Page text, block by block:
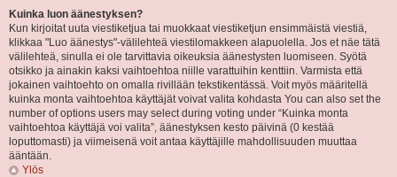
Kuinka luon äänestyksen?
Kun kirjoitat uuta viestiketjua tai muokkaat viestiketjun ensimmäistä viestiä,
klikkaa "Luo äänestys"-välilehteä viestilomakkeen alapuolella. Jos et näe tätä
välilehteä, sinulla ei ole tarvittavia oikeuksia äänestysten luomiseen. Syötä
otsikko ja ainakin kaksi vaihtoehtoa niille varattuihin kenttiin. Varmista että
jokainen vaihtoehto on omalla rivillään tekstikentässä. Voit myös määritellä
kuinka monta vaihtoehtoa käyttäjät voivat valita kohdasta You can also set the
number of options users may select during voting under “Kuinka monta
vaihtoehtoa käyttäjä voi valita”, äänestyksen kesto päivinä (0 kestää
loputtomasti) ja viimeisenä voit antaa käyttäjille mahdollisuuden muuttaa
ääntään.
Ylös